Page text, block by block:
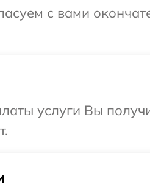
с вами
услуги Вы